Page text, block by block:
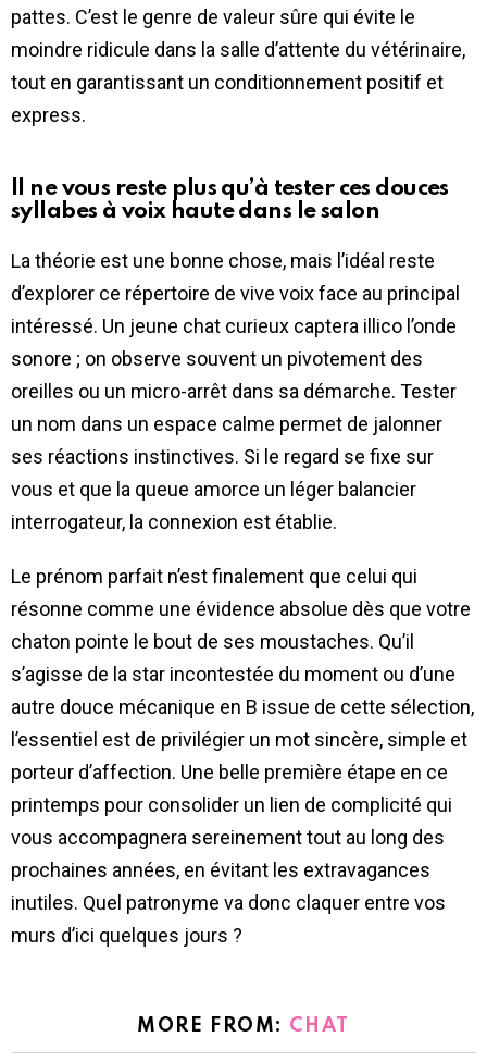
pattes. C’est le genre de valeur sûre qui évite le
moindre ridicule dans la salle d’attente du vétérinaire,
tout en garantissant un conditionnement positif et
express.
Il ne vous reste plus qu’à tester ces douces
syllabes à voix haute dans le salon
La théorie est une bonne chose, mais l’idéal reste
d’explorer ce répertoire de vive voix face au principal
intéressé. Un jeune chat curieux captera illico l’onde
sonore ; on observe souvent un pivotement des
oreilles ou un micro-arrêt dans sa démarche. Tester
un nom dans un espace calme permet de jalonner
ses réactions instinctives. Si le regard se fixe sur
vous et que la queue amorce un léger balancier
interrogateur, la connexion est établie.
Le prénom parfait n’est finalement que celui qui
résonne comme une évidence absolue dès que votre
chaton pointe le bout de ses moustaches. Qu’il
s’agisse de la star incontestée du moment ou d’une
autre douce mécanique en B issue de cette sélection,
l’essentiel est de privilégier un mot sincère, simple et
porteur d’affection. Une belle première étape en ce
printemps pour consolider un lien de complicité qui
vous accompagnera sereinement tout au long des
prochaines années, en évitant les extravagances
inutiles. Quel patronyme va donc claquer entre vos
murs d’ici quelques jours ?
MORE FROM: CHAT